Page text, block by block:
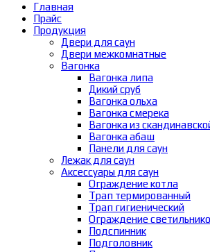
Главная
Прайс
Продукция
Двери для саун
Двери межкомнатные
Вагонка
Вагонка липа
Дикий сруб
Вагонка ольха
Вагонка смерека
Вагонка из
Вагонка абаш
Панели для саун
Лежак для саун
Аксессуары для саун
Ограждение котла
Трап термированный
Трап гигиенический
Ограждение
Подспинник
Подголовник